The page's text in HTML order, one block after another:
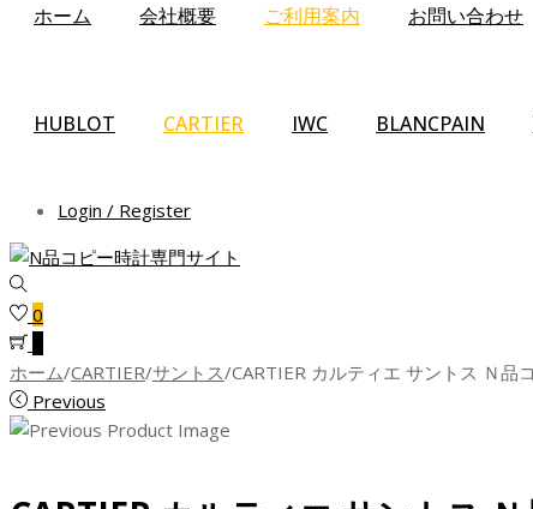
ホーム 会社概要 ご利用案内 お問い合わせ
HUBLOT CARTIER IWC BLANCPAIN
Login / Register
0
ホーム/CARTIER/サントス/CARTIER カルティエ サントス Ｎ品
Previous